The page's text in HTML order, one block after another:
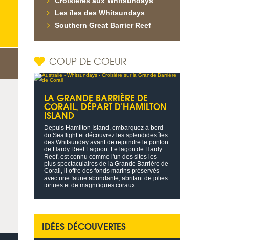
Les îles des Whitsundays
Southern Great Barrier Reef
COUP DE COEUR
LA GRANDE BARRIÈRE DE
CORAIL, DÉPART D'HAMILTON
ISLAND
Depuis Hamilton Island, embarquez à bord
du Seaflight et découvrez les splendides îles
des Whitsunday avant de rejoindre le ponton
de Hardy Reef Lagoon. Le lagon de Hardy
Reef, est connu comme l'un des sites les
plus spectaculaires de la Grande Barrière de
Corail, il offre des fonds marins préservés
avec une faune abondante, abritant de jolies
tortues et de magnifiques coraux.
IDÉES DÉCOUVERTES